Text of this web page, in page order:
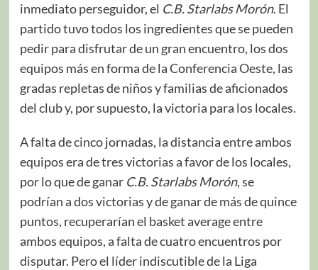
inmediato perseguidor, el C.B. Starlabs Morón. El
partido tuvo todos los ingredientes que se pueden
pedir para disfrutar de un gran encuentro, los dos
equipos más en forma de la Conferencia Oeste, las
gradas repletas de niños y familias de aficionados
del club y, por supuesto, la victoria para los locales.
A falta de cinco jornadas, la distancia entre ambos
equipos era de tres victorias a favor de los locales,
por lo que de ganar C.B. Starlabs Morón, se
podrían a dos victorias y de ganar de más de quince
puntos, recuperarían el basket average entre
ambos equipos, a falta de cuatro encuentros por
disputar. Pero el líder indiscutible de la Liga